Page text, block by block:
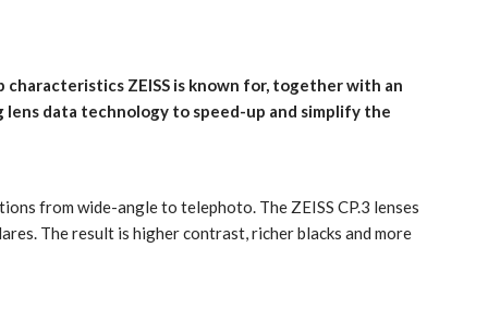
ZEISS is known for, together with an
lens data technology to speed-up and simplify the
from wide-angle to telephoto. The ZEISS CP.3 lenses
The result is higher contrast, richer blacks and more